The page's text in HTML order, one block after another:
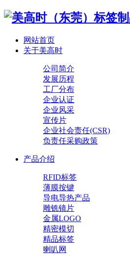
网站首页
关于美高时
公司简介
发展历程
工厂分布
企业认证
企业风采
宣传片
企业社会责任(CSR)
负责任采购政策
产品介绍
RFID标签
薄膜按键
导电导热产品
雕铣镜片
金属LOGO
精密模切
精品标签
喇叭网